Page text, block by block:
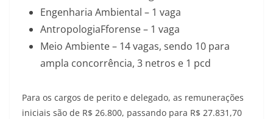
Engenharia Ambiental – 1 vaga
AntropologiaFforense – 1 vaga
Meio Ambiente – 14 vagas, sendo 10 para
ampla concorrência, 3 netros e 1 pcd
Para os cargos de perito e delegado, as remunerações
iniciais são de R$ 26.800, passando para R$ 27.831,70